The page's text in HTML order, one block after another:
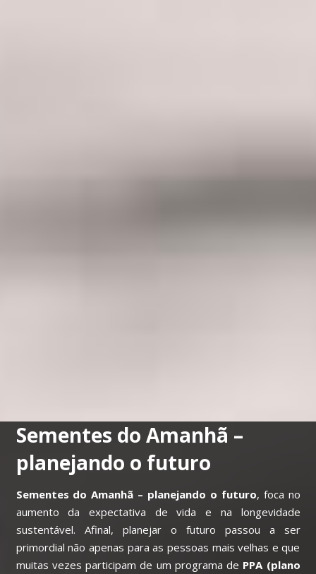
Sementes do Amanhã –
planejando o futuro
Sementes do Amanhã – planejando o futuro, foca no
aumento da expectativa de vida e na longevidade
sustentável. Afinal, planejar o futuro passou a ser
primordial não apenas para as pessoas mais velhas e que
muitas vezes participam de um programa de PPA (plano